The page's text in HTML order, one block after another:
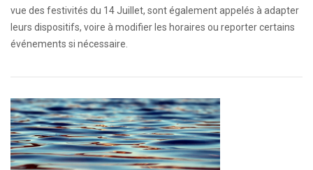
vue des festivités du 14 Juillet, sont également appelés à adapter
leurs dispositifs, voire à modifier les horaires ou reporter certains
événements si nécessaire.